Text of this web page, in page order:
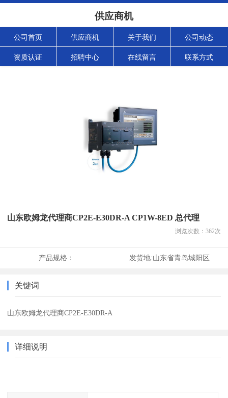
供应商机
公司首页 供应商机 关于我们 公司动态
资质认证 招聘中心 在线留言 联系方式
山东欧姆龙代理商CP2E-E30DR-A CP1W-8ED 总代理
浏览次数： 362次
产品规格： 发货地:山东省青岛城阳区
关键词
山东欧姆龙代理商CP2E-E30DR-A
详细说明